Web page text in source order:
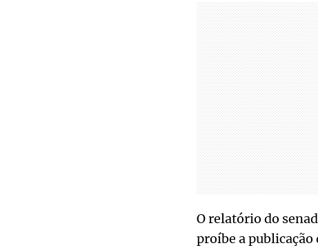
O relatório do
proíbe a publicação